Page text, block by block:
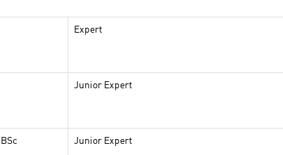
Expert
Junior Expert
BSc
Junior Expert